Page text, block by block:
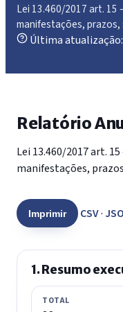
Lei 13.460/2017 art.
manifestações,
Última atualização:
Relatório
Lei 13.460/2017 art.
manifestações,
Imprimir CSV·
1. Resumo
TOTAL